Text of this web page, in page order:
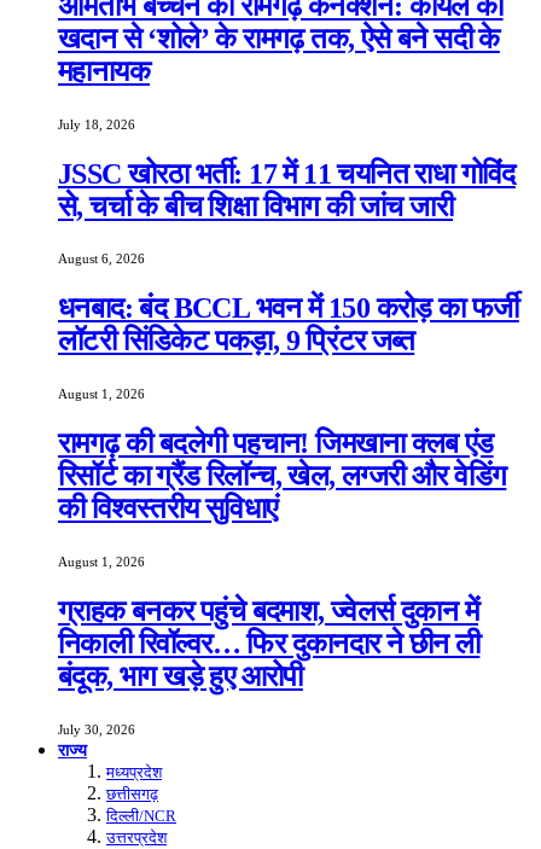
खदान से ‘शोले’ के रामगढ़ तक, ऐसे बने सदी के
महानायक
July 18, 2026
JSSC खोरठा भर्ती: 17 में 11 चयनित राधा गोविंद
से, चर्चा के बीच शिक्षा विभाग की जांच जारी
August 6, 2026
धनबाद: बंद BCCL भवन में 150 करोड़ का फर्जी
लॉटरी सिंडिकेट पकड़ा, 9 प्रिंटर जब्त
August 1, 2026
रामगढ़ की बदलेगी पहचान! जिमखाना क्लब एंड
रिसॉर्ट का ग्रैंड रिलॉन्च, खेल, लग्जरी और वेडिंग
की विश्वस्तरीय सुविधाएं
August 1, 2026
ग्राहक बनकर पहुंचे बदमाश, ज्वेलर्स दुकान में
निकाली रिवॉल्वर… फिर दुकानदार ने छीन ली
बंदूक, भाग खड़े हुए आरोपी
July 30, 2026
राज्य
मध्यप्रदेश
छत्तीसगढ़
दिल्ली/NCR
उत्तरप्रदेश